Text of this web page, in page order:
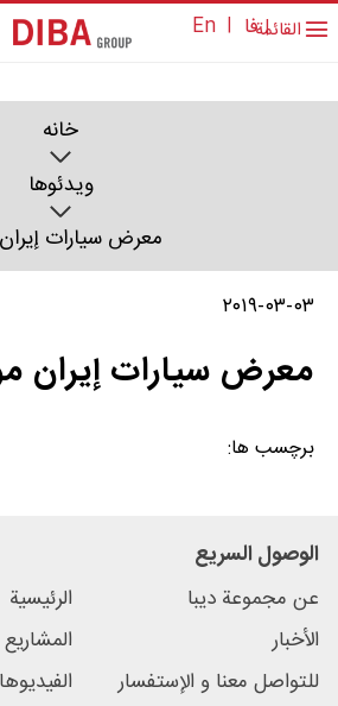
القائمة
| فا |
En
خانه
ویدئوها
معرض سیارات
۲۰۱۹-۰۳-۰۳
معرض سیارات إيران
برچسب ها:
الوصول السریع
الرئیسیة
عن مجموعة دیبا
المشاریع
الأخبار
للتواصل معنا و الإستفسار